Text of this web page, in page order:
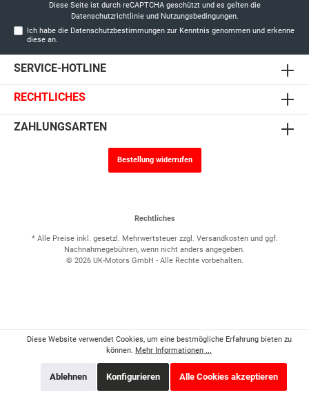
Diese Seite ist durch reCAPTCHA geschützt und es gelten die
Datenschutzrichtlinieund Nutzungsbedingungen.
Ich habe die Datenschutzbestimmungen zur Kenntnis genommen und erkenne
diese an.
SERVICE-HOTLINE
RECHTLICHES
ZAHLUNGSARTEN
Bestellung widerrufen
Rechtliches
* Alle Preise inkl. gesetzl. Mehrwertsteuer zzgl. Versandkostenund ggf.
Nachnahmegebühren, wenn nicht anders angegeben.
© 2026 UK-Motors GmbH - Alle Rechte vorbehalten.
Diese Website verwendet Cookies, um eine bestmögliche Erfahrung bieten zu
können. Mehr Informationen ...
Ablehnen Konfigurieren Alle Cookies akzeptieren